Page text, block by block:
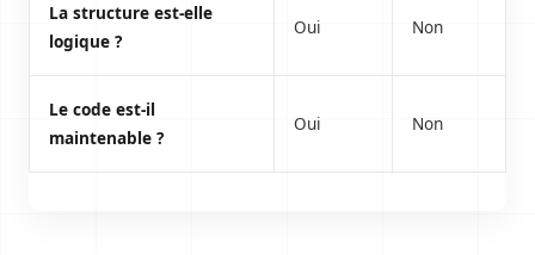
La structure est-elle
logique ?
Oui Non
Le code est-il
maintenable ?
Oui Non